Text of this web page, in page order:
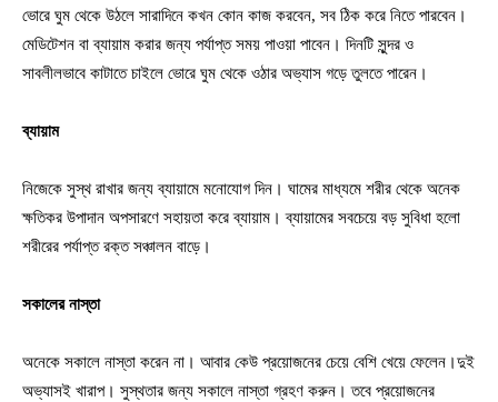
ভোরে ঘুম থেকে উঠলে সারাদিনে কখন কোন কাজ করবেন, সব ঠিক করে নিতে পারবেন।
মেডিটেশন বা ব্যায়াম করার জন্য পর্যাপ্ত সময় পাওয়া পাবেন। দিনটি সুন্দর ও
সাবলীলভাবে কাটাতে চাইলে ভোরে ঘুম থেকে ওঠার অভ্যাস গড়ে তুলতে পারেন।
ব্যায়াম
নিজেকে সুস্থ রাখার জন্য ব্যায়ামে মনোযোগ দিন। ঘামের মাধ্যমে শরীর থেকে অনেক
ক্ষতিকর উপাদান অপসারণে সহায়তা করে ব্যায়াম। ব্যায়ামের সবচেয়ে বড় সুবিধা হলো
শরীরের পর্যাপ্ত রক্ত সঞ্চালন বাড়ে।
সকালের নাস্তা
অনেকে সকালে নাস্তা করেন না। আবার কেউ প্রয়োজনের চেয়ে বেশি খেয়ে ফেলেন।দুই
অভ্যাসই খারাপ। সুস্থতার জন্য সকালে নাস্তা গ্রহণ করুন। তবে প্রয়োজনের